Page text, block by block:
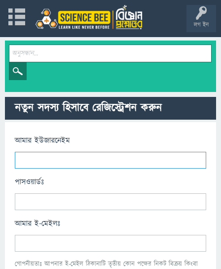
লগ ইন
নতুন সদস্য হিসাবে রেজিস্ট্রেশন করুন
আমার ইউজারনেইম
পাসওয়ার্ডঃ
আমার ই-মেইলঃ
গোপনীয়তাঃ আপনার ই-মেইল ঠিকানাটি তৃতীয় কোন পক্ষের নিকট বিক্রয় কিংবা